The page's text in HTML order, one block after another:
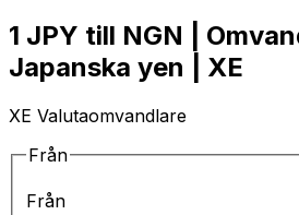
1 JPY till NGN |
Japanska yen | XE
XE Valutaomvandlare
Från
Från